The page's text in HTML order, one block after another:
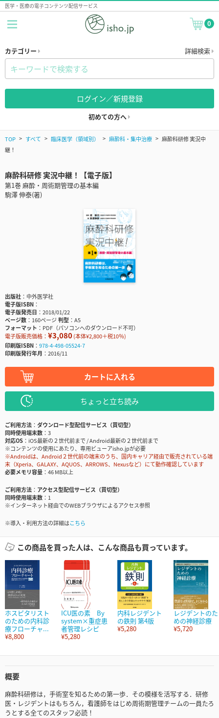
医学・医療の電子コンテンツ配信サービス
0
カテゴリー 詳細検索
ログイン／新規登録
初めての方へ
TOP すべて 臨床医学（領域別） 麻酔科・集中治療
麻酔科研修 実況中
継！
麻酔科研修 実況中継！【電子版】
第1巻 麻酔・周術期管理の基本編
駒澤 伸泰(著)
出版社
中外医学社
電子版ISBN
電子版発売日
2018/01/22
ページ数
160ページ判型
A5
フォーマット
PDF（パソコンへのダウンロード不可）
電子版販売価格： ¥3,080(本体¥2,800＋税10％)
印刷版ISBN
978-4-498-05524-7
印刷版発行年月
2016/11
カートに入れる
ちょっと立ち読み
ご利用方法
ダウンロード型配信サービス（買切型）
同時使用端末数
3
対応OS
iOS最新の２世代前まで / Android最新の２世代前まで
※コンテンツの使用にあたり、専用ビューアisho.jpが必要
※Androidは、Android２世代前の端末のうち、国内キャリア経由で販売されている端
末（Xperia、GALAXY、AQUOS、ARROWS、Nexusなど）にて動作確認しています
必要メモリ容量
46 MB以上
ご利用方法
アクセス型配信サービス（買切型）
同時使用端末数
1
※インターネット経由でのWEBブラウザによるアクセス参照
※導入・利用方法の詳細はこちら
この商品を買った人は、こんな商品も買っています。
ホスピタリスト
のための内科診
療フローチャ...
¥8,800
ICU医の素 By
system×重症患
者管理レシピ
¥5,280
内科レジデント
の鉄則 第4版
¥5,280
レジデントのた
めの神経診療
¥5,720
概要
麻酔科研修は，手術室を知るための第一歩．その模様を活写する．研修
医・レジデントはもちろん，看護師をはじめ周術期管理チームの一員たろ
うとする全てのスタッフ必読！